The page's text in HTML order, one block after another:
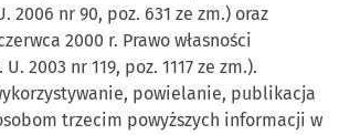
2006 nr 90, poz. 631 ze zm.) oraz
2000 r. Prawo własności
2003 nr 119, poz. 1117 ze zm.).
powielanie, publikacja
trzecim powyższych informacji w